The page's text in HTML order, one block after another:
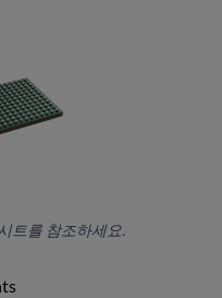
트를 참조하세요.